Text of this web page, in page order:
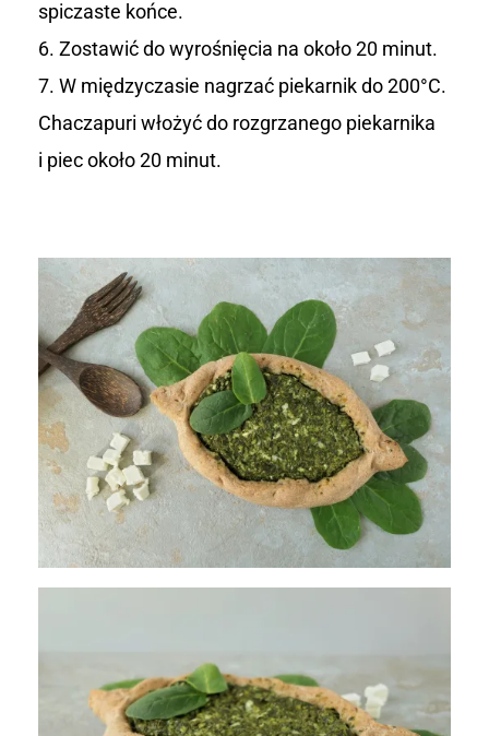
spiczaste końce.
Zostawić do wyrośnięcia na około 20 minut.
W międzyczasie nagrzać piekarnik do 200°C.
Chaczapuri włożyć do rozgrzanego piekarnika
i piec około 20 minut.